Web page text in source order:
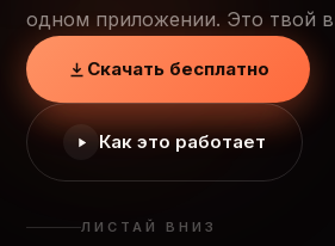
одном приложении. Это твой
Скачать бесплатно
Как это работает
ЛИСТАЙ ВНИЗ